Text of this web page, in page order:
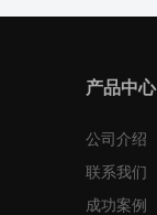
产品中心
公司介绍
联系我们
成功案例